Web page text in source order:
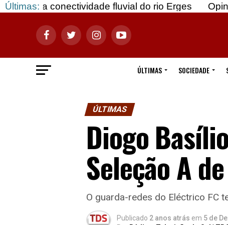
Últimas: fluvial do rio Erges Opinião: Gozar
ÚLTIMAS
SOCIEDADE
ÚLTIMAS
Diogo
Seleção A
O guarda-redes do Eléctrico FC
Publicado 2 anos atrás em 5 de